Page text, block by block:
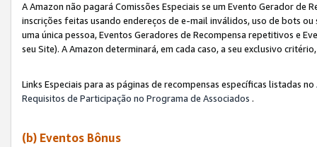
A Amazon não pagará Comissões Especiais se um Evento Gerador
inscrições feitas usando endereços de e-mail inválidos, uso de bots
uma única pessoa, Eventos Geradores de Recompensa repetitivos e
seu Site). A Amazon determinará, em cada caso, a seu exclusivo
Links Especiais para as páginas de recompensas específicas listadas no
Requisitos de Participação no Programa de Associados .
(b) Eventos Bônus